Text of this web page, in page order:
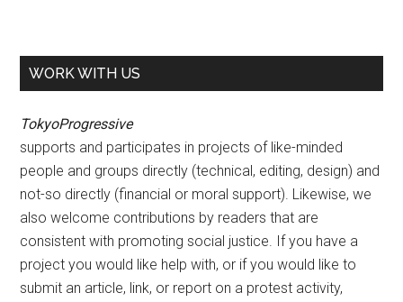
WORK WITH US
TokyoProgressive
supports and participates in projects of like-minded
people and groups directly (technical, editing, design) and
not-so directly (financial or moral support). Likewise, we
also welcome contributions by readers that are
consistent with promoting social justice. If you have a
project you would like help with, or if you would like to
submit an article, link, or report on a protest activity,